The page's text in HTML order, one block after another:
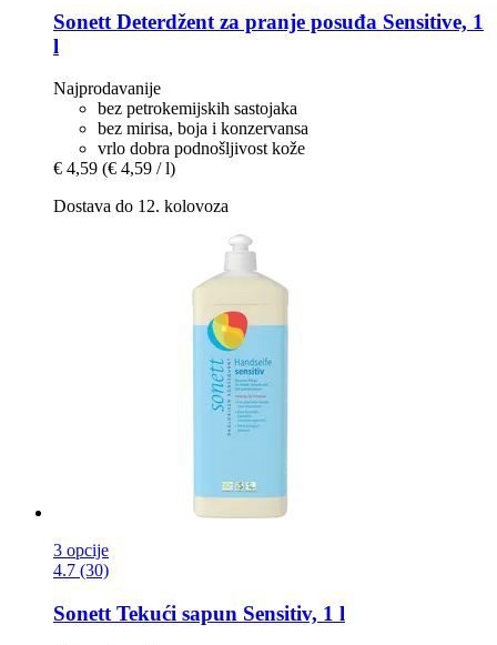
Sonett Deterdžent za pranje posuđa Sensitive, 1
l
Najprodavanije
bez petrokemijskih sastojaka
bez mirisa, boja i konzervansa
vrlo dobra podnošljivost kože
€ 4,59 (€ 4,59 / l)
Dostava do 12. kolovoza
3 opcije
4.7 (30)
Sonett Tekući sapun Sensitiv, 1 l